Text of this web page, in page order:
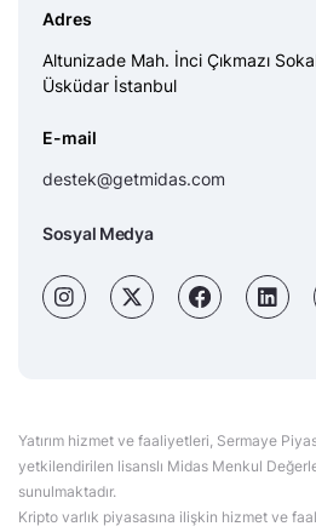
Adres
Altunizade Mah. İnci Çıkmazı
Üsküdar İstanbul
E-mail
destek@getmidas.com
Sosyal Medya
Yatırım hizmet ve faaliyetleri, Sermaye
yetkilendirilen lisanslı Midas Menkul
sunulmaktadır.
Kripto varlık piyasasına ilişkin hizmet ve